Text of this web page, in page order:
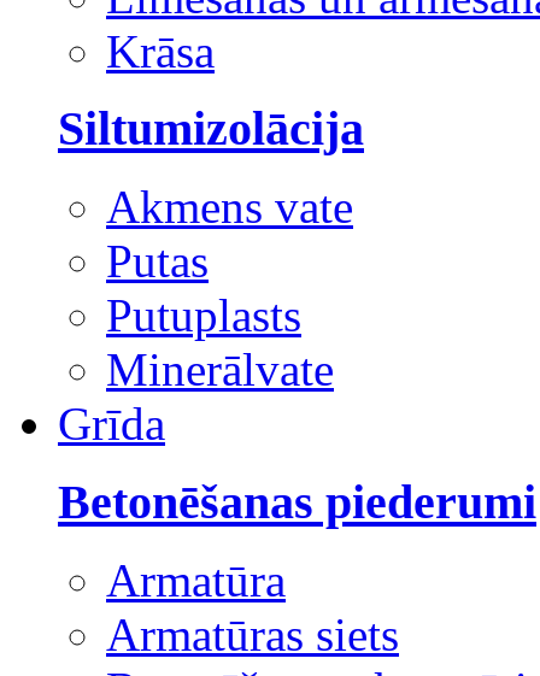
Krāsa
Siltumizolācija
Akmens vate
Putas
Putuplasts
Minerālvate
Grīda
Betonēšanas piederumi
Armatūra
Armatūras siets